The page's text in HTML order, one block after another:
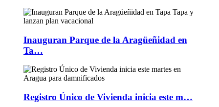
Inauguran Parque de la Aragüeñidad en
Ta…
Registro Único de Vivienda inicia este m…